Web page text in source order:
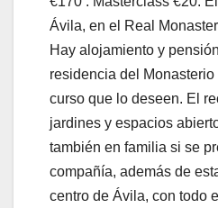
Ávila, en el Real
Hay alojamiento y
residencia del
curso que lo deseen. El
jardines y espacios
también en familia si se
compañía, además de
centro de Ávila, con todo